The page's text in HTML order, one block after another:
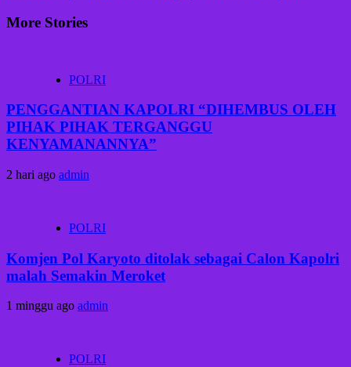
More Stories
POLRI
PENGGANTIAN KAPOLRI “DIHEMBUS OLEH
PIHAK PIHAK TERGANGGU
KENYAMANANNYA”
2 hari ago admin
POLRI
Komjen Pol Karyoto ditolak sebagai Calon Kapolri
malah Semakin Meroket
1 minggu ago admin
POLRI